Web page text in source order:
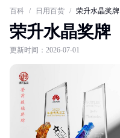
百科 / 日用百货 / 荣升水晶奖牌
荣升水晶奖牌
更新时间：2026-07-01